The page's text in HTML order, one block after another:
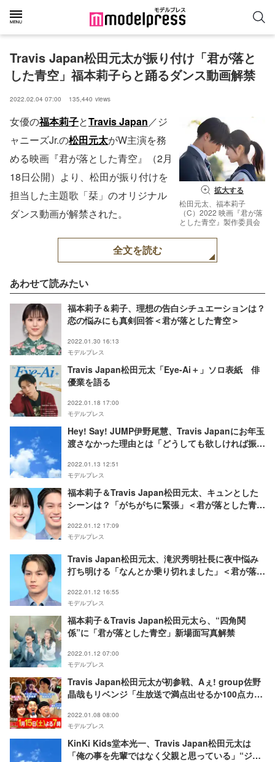
Travis Japan松田元太が振り付け「君が落と
した青空」福本莉子らと踊るダンス動画解禁
2022.02.04 07:00 135,440 views
拡大する
松田元太、福本莉子
（C）2022 映画『君が落
とした青空』製作委員会
女優の福本莉子とTravis Japan／ジ
ャニーズJr.の松田元太がW主演を務
める映画『君が落とした青空』（2月
18日公開）より、松田が振り付けを
担当した主題歌「栞」のオリジナル
ダンス動画が解禁された。
全文を読む
あわせて読みたい
福本莉子＆莉子、理想の告白シチュエーションは？
恋の悩みにも真剣回答＜君が落とした青空＞
2022.01.30 16:13
モデルプレス
Travis Japan松田元太「Eye-Ai＋」ソロ表紙 俳
優業を語る
2022.01.18 17:00
モデルプレス
Hey! Say! JUMP伊野尾慧、Travis Japanにお年玉
渡さなかった理由とは「どうしても欲しければ振込
2022.01.13 12:51
モデルプレス
福本莉子＆Travis Japan松田元太、キュンとした
シーンは？「がちがちに緊張」＜君が落とした青空
2022.01.12 17:09
モデルプレス
Travis Japan松田元太、滝沢秀明社長に夜中悩み
打ち明ける「なんとか乗り切れました」＜君が落と
2022.01.12 16:55
モデルプレス
福本莉子＆Travis Japan松田元太ら、“四角関
係”に「君が落とした青空」新場面写真解禁
2022.01.12 07:00
モデルプレス
Travis Japan松田元太が初参戦、Aぇ! group佐野
晶哉もリベンジ「生放送で満点出せるか100点カラ
2022.01.08 08:00
モデルプレス
KinKi Kids堂本光一、Travis Japan松田元太は
「俺の事を先輩ではなく父親と思っている」“ジャ